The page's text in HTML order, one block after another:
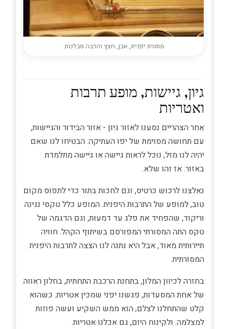
מסורת יפנית, אבן, חצץ והרבה סבלנות.
גיון, גיישות, מופע תרבות
ואטריות
אחר הצהריים נסענו לאזור גיון - אזור הבידור והגיישות,
עם תחושה מסוימת של יפו העתיקה. הבטיחו לנו שאם
יהיה לנו מזל, נוכל לראות גיישה או גיישה מתלמדת
באזור. אז זהו שלא.
נאלצנו לרכוש כרטיס, וגם לחכות בתור כדי לתפוס מקום
טוב, למופע של התרבות היפנית. המופע כלל טקסי נגינה
וריקוד, שהפחיד את פלג עד דמעות, וגם הדגמה של
טקס התה המסורתי המפורסם בשיתוף הקהל. חוויה
תיירותית מאוד, אבל היא נתנה לנו הצצה לתרבות היפנית
המסורתית.
בחזרה לכיוון המלון, בתחנת הרכבת התחתית, בחלון ראווה
של אחת המסעדות, פגשנו יפני שמכין אטריות. כשהוא
קלט שהתחלנו לצלם, הוא ממש השקיע ועשה פוזות
למצלמה. ולקינוח היום, גם אכלנו אטריות.